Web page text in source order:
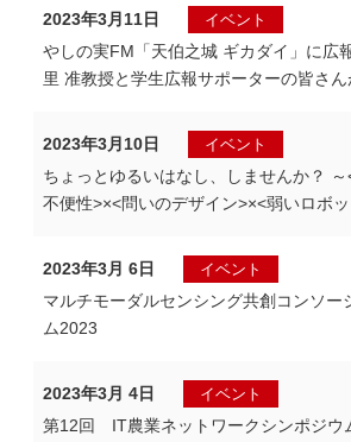
2023年3月11日 イベント
やしの実FM「天伯之城 ギカダイ」に広
里 准教授と学生広報サポーターの皆さ
2023年3月10日 イベント
ちょっとゆるいはなし、しませんか？
不便性>×<問いのデザイン>×<弱いロボッ
2023年3月 6日 イベント
マルチモーダルセンシング共創コンソー
ム2023
2023年3月 4日 イベント
第12回 IT農業ネットワークシンポジウ